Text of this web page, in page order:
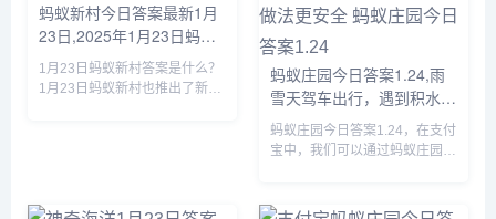
蚂蚁新村今日答案最新1月
23日,2025年1月23日蚂蚁
新村答案
1月23日蚂蚁新村答案是什么？
1月23日蚂蚁新村也推出了新的
蚂蚁庄园今日答案1.24,雨
雪天驾车出行，遇到积水较
深的路段，以下哪种做法更
安全 蚂蚁庄园今日答案
蚂蚁庄园今日答案1.24，在支付
宝中，我们可以通过蚂蚁庄园回
鸡，那么蚂蚁庄园今日答案1.24